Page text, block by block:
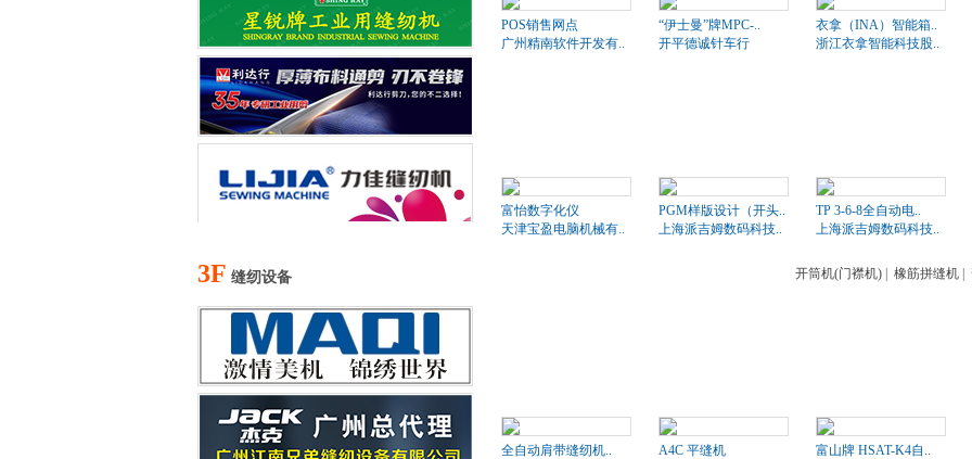
POS销售网点
广州精南软件开发有..
“伊士曼”牌MPC-..
开平德诚针车行
衣拿（INA）智能箱..
浙江衣拿智能科技股..
富怡数字化仪
天津宝盈电脑机械有..
PGM样版设计（开头..
上海派吉姆数码科技..
TP 3-6-8全自动电..
上海派吉姆数码科技..
开筒机(门襟机) 橡筋拼缝机
3F 缝纫设备
全自动肩带缝纫机..
A4C 平缝机
富山牌 HSAT-K4自..